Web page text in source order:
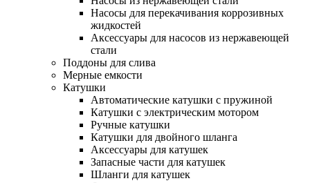
Насосы для перекачивания коррозивных
жидкостей
Аксессуары для насосов из нержавеющей
стали
Поддоны для слива
Мерные емкости
Катушки
Автоматические катушки с пружиной
Катушки с электрическим мотором
Ручные катушки
Катушки для двойного шланга
Аксессуары для катушек
Запасные части для катушек
Шланги для катушек